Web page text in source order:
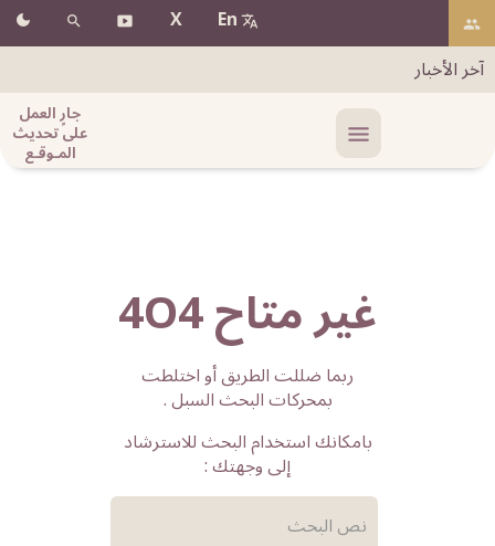
En
X
آخر الأخبار
جارٍ العمل
على تحديث
المـوقـع
غير متاح 4O4
ربما ضللت الطريق أو اختلطت
بمحركات البحث السبل .
بامكانك استخدام البحث للاسترشاد
إلى وجهتك :